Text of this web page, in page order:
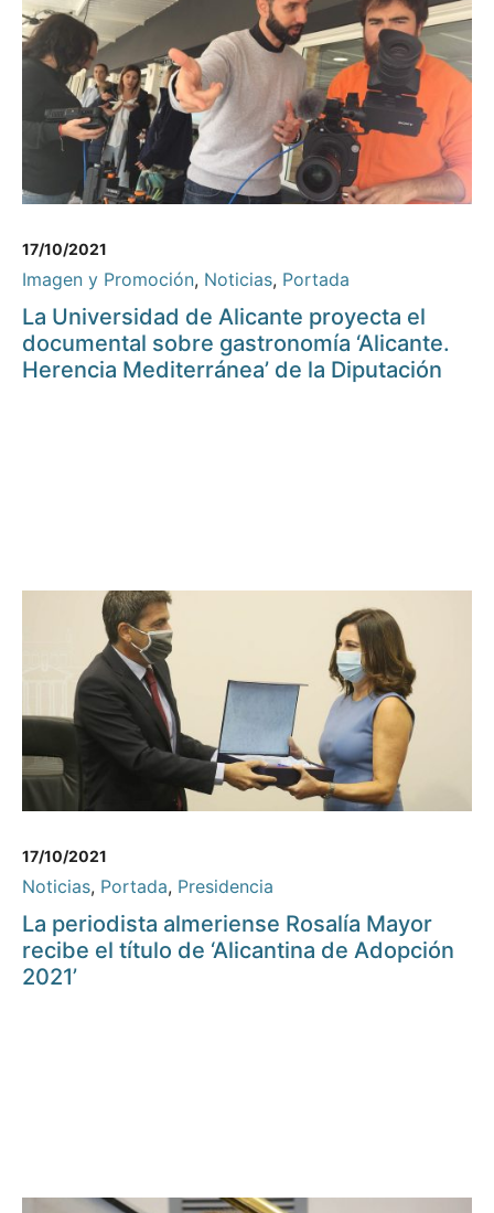
17/10/2021
Imagen y Promoción, Noticias, Portada
La Universidad de Alicante proyecta el
documental sobre gastronomía ‘Alicante.
Herencia Mediterránea’ de la Diputación
17/10/2021
Noticias, Portada, Presidencia
La periodista almeriense Rosalía Mayor
recibe el título de ‘Alicantina de Adopción
2021’